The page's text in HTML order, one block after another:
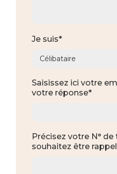
Je suis*
Saisissez ici votre
votre réponse*
Précisez votre N°
souhaitez être